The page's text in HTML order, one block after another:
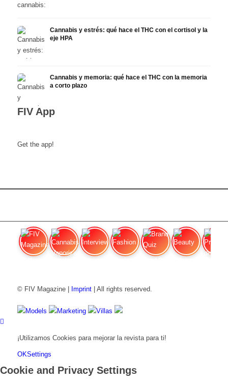
Cannabis y estrés: qué hace el THC con el cortisol y la
eje HPA
Cannabis y memoria: qué hace el THC con la memoria
a corto plazo
FIV App
Get the app!
© FIV Magazine | Imprint| All rights reserved.
Models Marketing Villas
¡Utilizamos Cookies para mejorar la revista para ti!
OKSettings
Cookie and Privacy Settings